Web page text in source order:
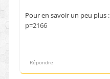
Pour en savoir un peu plus :
p=2166
Répondre